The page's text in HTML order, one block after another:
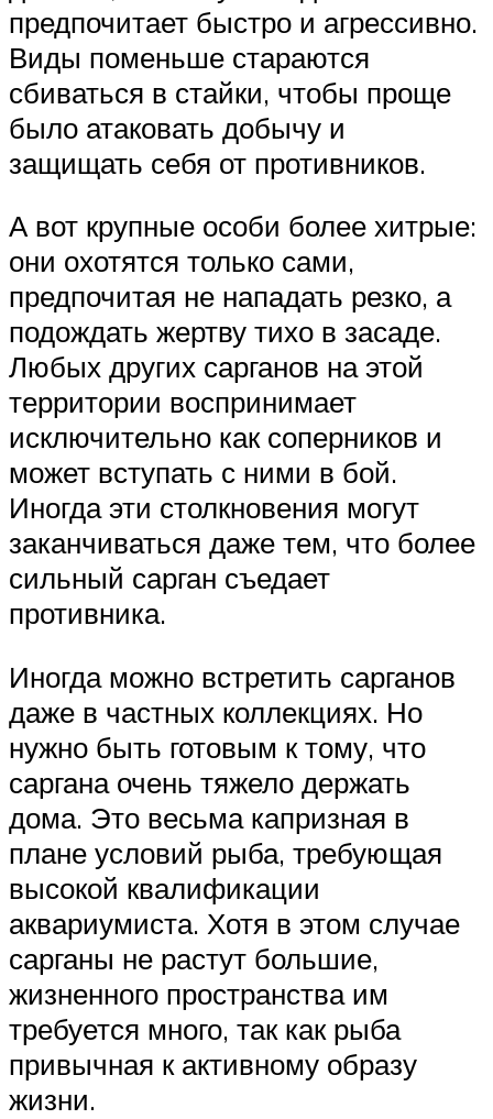
предпочитает быстро и агрессивно.
Виды поменьше стараются
сбиваться в стайки, чтобы проще
было атаковать добычу и
защищать себя от противников.
А вот крупные особи более хитрые:
они охотятся только сами,
предпочитая не нападать резко, а
подождать жертву тихо в засаде.
Любых других сарганов на этой
территории воспринимает
исключительно как соперников и
может вступать с ними в бой.
Иногда эти столкновения могут
заканчиваться даже тем, что более
сильный сарган съедает
противника.
Иногда можно встретить сарганов
даже в частных коллекциях. Но
нужно быть готовым к тому, что
саргана очень тяжело держать
дома. Это весьма капризная в
плане условий рыба, требующая
высокой квалификации
аквариумиста. Хотя в этом случае
сарганы не растут большие,
жизненного пространства им
требуется много, так как рыба
привычная к активному образу
жизни.